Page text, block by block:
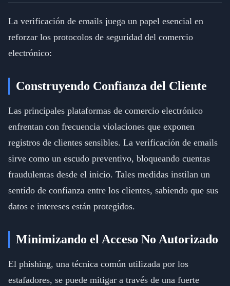
La verificación de emails juega un papel esencial en
reforzar los protocolos de seguridad del comercio
electrónico:
Construyendo Confianza del Cliente
Las principales plataformas de comercio electrónico
enfrentan con frecuencia violaciones que exponen
registros de clientes sensibles. La verificación de emails
sirve como un escudo preventivo, bloqueando cuentas
fraudulentas desde el inicio. Tales medidas instilan un
sentido de confianza entre los clientes, sabiendo que sus
datos e intereses están protegidos.
Minimizando el Acceso No Autorizado
El phishing, una técnica común utilizada por los
estafadores, se puede mitigar a través de una fuerte